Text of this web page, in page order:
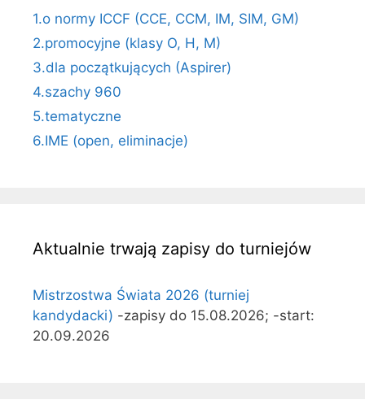
1.o normy ICCF (CCE, CCM, IM, SIM, GM)
2.promocyjne (klasy O, H, M)
3.dla początkujących (Aspirer)
4.szachy 960
5.tematyczne
6.IME (open, eliminacje)
Aktualnie trwają zapisy do turniejów
Mistrzostwa Świata 2026 (turniej
kandydacki) -zapisy do 15.08.2026; -start:
20.09.2026